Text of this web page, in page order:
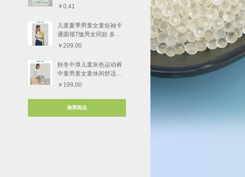
快递物流
￥0.41
儿童夏季男童女童短袖卡
通圆领T恤男女同款 多款
图案
￥209.00
秋冬中厚儿童灰色运动裤
中童男童女童休闲舒适束
脚长裤
￥199.00
推荐商品